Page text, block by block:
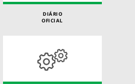
DIÁRIO
OFICIAL